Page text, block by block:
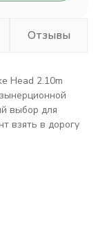
Отзывы
Head 2.10m
выбор для
взять в дорогу